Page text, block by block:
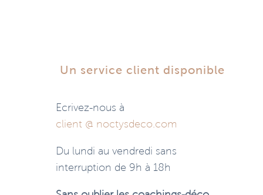
Un service client disponible
Ecrivez-nous à
client @ noctysdeco.com
Du lundi au vendredi sans
interruption de 9h à 18h